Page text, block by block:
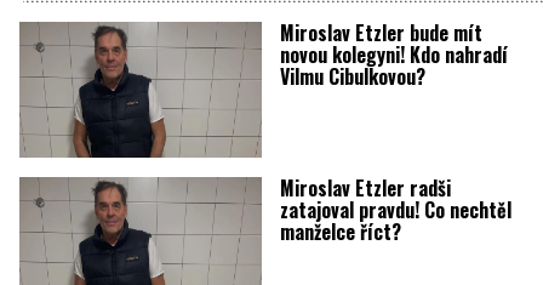
Miroslav Etzler bude mít
novou kolegyni! Kdo nahradí
Vilmu Cibulkovou?
Miroslav Etzler radši
zatajoval pravdu! Co nechtěl
manželce říct?